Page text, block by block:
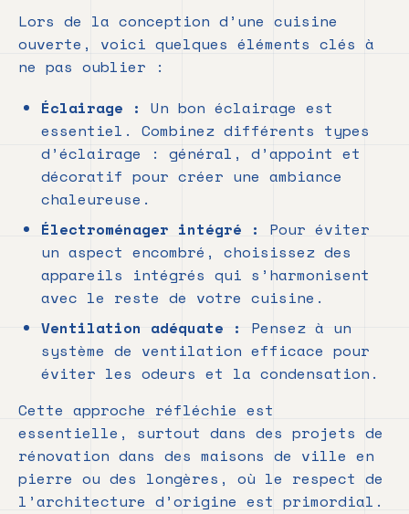
Lors de la conception d’une cuisine
ouverte, voici quelques éléments clés à
ne pas oublier :
Éclairage : Un bon éclairage est
essentiel. Combinez différents types
d’éclairage : général, d’appoint et
décoratif pour créer une ambiance
chaleureuse.
Électroménager intégré :
Pour éviter
un aspect encombré, choisissez des
appareils intégrés qui s’harmonisent
avec le reste de votre cuisine.
Ventilation adéquate :
Pensez à un
système de ventilation efficace pour
éviter les odeurs et la condensation.
Cette approche réfléchie est
essentielle, surtout dans des projets de
rénovation dans des maisons de ville en
pierre ou des longères, où le respect de
l’architecture d’origine est primordial.